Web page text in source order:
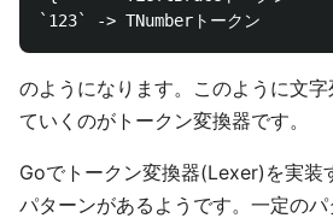
のようになります。このように文
ていくのがトークン変換器です。
Goでトークン変換器(Lexer)を実装
パターンがあるようです。一定の